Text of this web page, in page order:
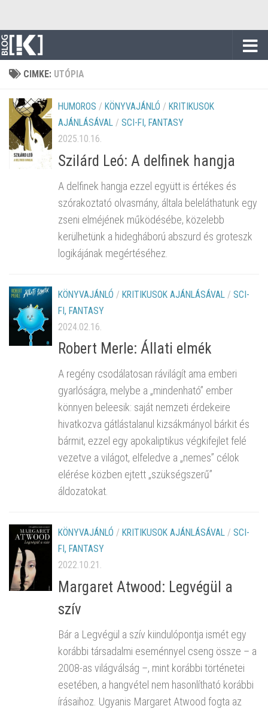
CIMKE: UTÓPIA
HUMOROS / KÖNYVAJÁNLÓ / KRITIKUSOK
AJÁNLÁSÁVAL / SCI-FI, FANTASY
2025.10.16.
Szilárd Leó: A delfinek hangja
A delfinek hangja ezzel együtt is értékes és
szórakoztató olvasmány, általa beleláthatunk egy
zseni elméjének működésébe, közelebb
kerülhetünk a hidegháború abszurd és groteszk
logikájának megértéséhez.
KÖNYVAJÁNLÓ / KRITIKUSOK AJÁNLÁSÁVAL / SCI-
FI, FANTASY
2024.02.16.
Robert Merle: Állati elmék
A regény csodálatosan rávilágít ama emberi
gyarlóságra, melybe a „mindenható” ember
könnyen beleesik: saját nemzeti érdekeire
hivatkozva gátlástalanul kizsákmányol bárkit és
bármit, ezzel egy apokaliptikus végkifejlet felé
vezetve a világot, elfeledve a „nemes” célok
elérése közben ejtett „szükségszerű”
áldozatokat.
KÖNYVAJÁNLÓ / KRITIKUSOK AJÁNLÁSÁVAL / SCI-
FI, FANTASY
2022.10.21.
Margaret Atwood: Legvégül a
szív
Bár a Legvégül a szív kiindulópontja ismét egy
korábbi társadalmi eseménnyel cseng össze – a
2008-as világválság –, mint korábbi történetei
esetében, a hangvétel nem hasonlítható korábbi
írásaihoz. Ugyanis Margaret Atwood fogta az